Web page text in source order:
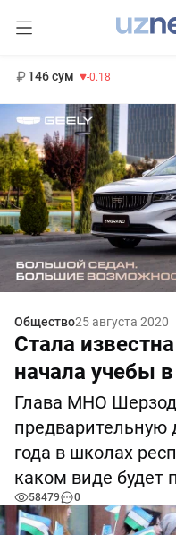
146 сум -0.18
Общество25 августа 2020
Стала
начала учебы
Глава МНО
предварительную
года в школах
каком виде будет
58479 0